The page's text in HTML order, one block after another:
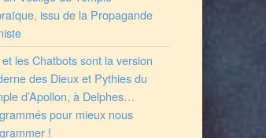
issu de la Propagande
et les Chatbots sont la version
des Dieux et Pythies du
d’Apollon, à Delphes…
pour mieux nous
!